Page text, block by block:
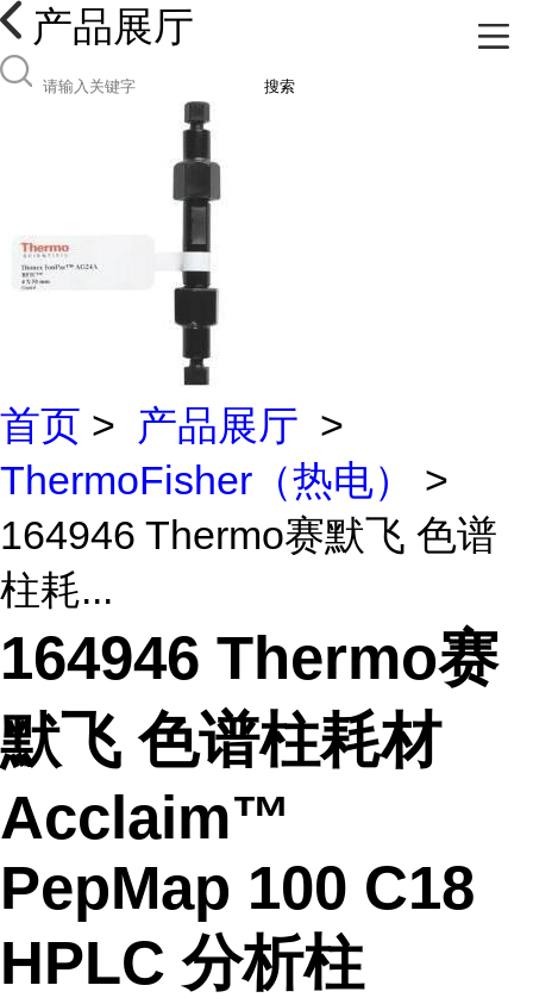
产品展厅
搜索
首页 > 产品展厅 >
ThermoFisher（热电）
>
164946 Thermo赛默飞 色谱
柱耗...
164946 Thermo赛
默飞 色谱柱耗材
Acclaim™
PepMap 100 C18
HPLC 分析柱